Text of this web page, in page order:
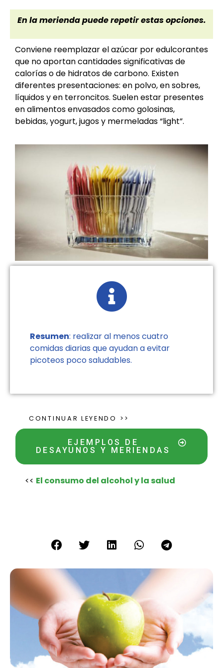
En la merienda puede repetir estas opciones.
Conviene reemplazar el azúcar por edulcorantes
que no aportan cantidades significativas de
calorías o de hidratos de carbono. Existen
diferentes presentaciones: en polvo, en sobres,
líquidos y en terroncitos. Suelen estar presentes
en alimentos envasados como golosinas,
bebidas, yogurt, jugos y mermeladas “light”.
Resumen: realizar al menos cuatro
comidas diarias que ayudan a evitar
picoteos poco saludables.
CONTINUAR LEYENDO >>
EJEMPLOS DE
DESAYUNOS Y MERIENDAS
<< El consumo del alcohol y la salud